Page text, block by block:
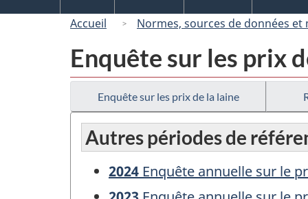
Accueil Normes, sources de données et
Enquête sur les prix
Enquête sur les prix de la laine
Autres périodes de
2024 Enquête annuelle sur le